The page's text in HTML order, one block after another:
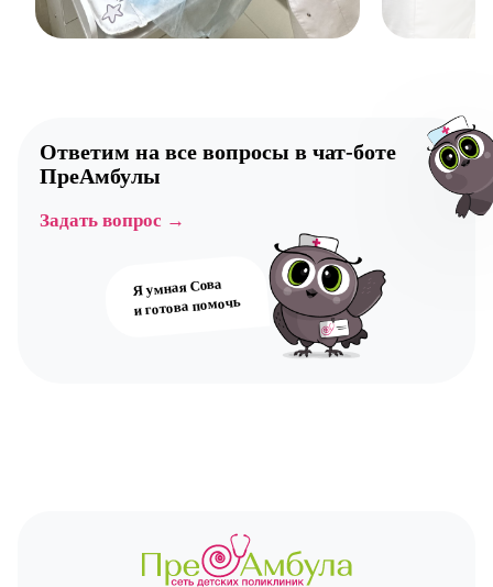
Ответим на все вопросы в чат-боте
ПреАмбулы
Задать вопрос →
Я умная Сова
и готова помочь